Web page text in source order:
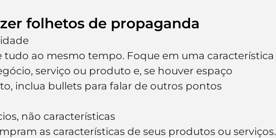
folhetos de propaganda
tudo ao mesmo tempo. Foque em uma característica
serviço ou produto e, se houver espaço
inclua bullets para falar de outros pontos
não características
as características de seus produtos ou serviços.